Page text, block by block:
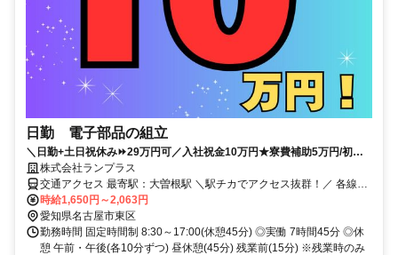
日勤 電子部品の組立
＼日勤+土日祝休み⏩29万円可／入社祝金10万円★寮費補助5万円/初期
費用会社負担/赴任費支給/日払い・週払い可/交通費支給/食堂あり1食440
円
株式会社ランプラス
交通アクセス 最寄駅：大曽根駅 ＼駅チカでアクセス抜群！／ 各線
｢大曽根｣駅から徒歩5分 【最寄駅】 名古屋市営地下鉄名城線 大曽根
駅 JR中央本線(名古屋～塩尻) 大曽根駅
時給1,650円～2,063円
愛知県名古屋市東区
勤務時間 固定時間制 8:30～17:00(休憩45分) ◎実働 7時間45分 ◎休
憩 午前・午後(各10分ずつ) 昼休憩(45分) 残業前(15分) ※残業時のみ